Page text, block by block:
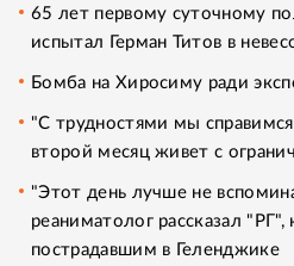
65 лет первому суточному
испытал Герман Титов в
Бомба на Хиросиму ради
"С трудностями мы
второй месяц живет с
"Этот день лучше не
реаниматолог рассказал "РГ",
пострадавшим в Геленджике